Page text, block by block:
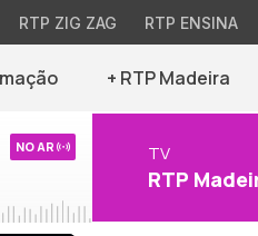
RTP ZIG ZAG RTP ENSINA
+ RTP Madeira
NO AR TV
RTP